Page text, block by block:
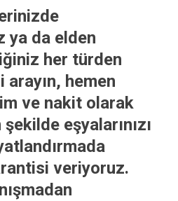
ya da elden
her türden
arayın, hemen
ve nakit olarak
eşyalarınızı
veriyoruz.